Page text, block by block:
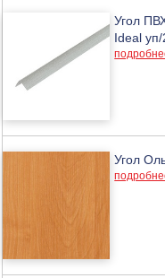
Угол
Ideal
Угол